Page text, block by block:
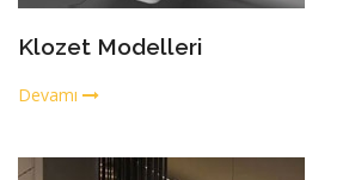
Klozet Modelleri
Devamı